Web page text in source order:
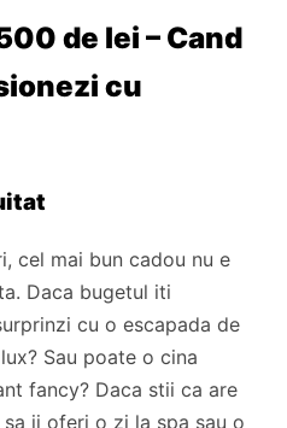
de lei – Cand
cu
cel mai bun cadou nu e
Daca bugetul iti
cu o escapada de
Sau poate o cina
fancy? Daca stii ca are
ii oferi o zi la spa sau o